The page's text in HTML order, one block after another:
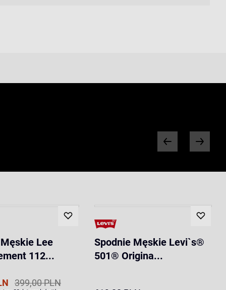
Lee
112...
399,00 PLN
Spodnie Męskie Levi`s®
501® Origina...